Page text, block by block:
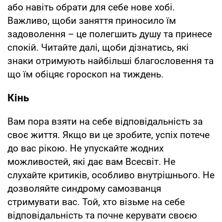
або навіть обрати для себе нове хобі.
Важливо, щоби заняття приносило їм
задоволення – це полегшить душу та принесе
спокій. Читайте далі, щоби дізнатись, які
знаки отримують найбільші благословення та
що їм обіцяє гороскоп на тиждень.
Кінь
Вам пора взяти на себе відповідальність за
своє життя. Якщо ви це зробите, успіх потече
до вас рікою. Не упускайте жодних
можливостей, які дає вам Всесвіт. Не
слухайте критиків, особливо внутрішнього. Не
дозволяйте синдрому самозванця
стримувати вас. Той, хто візьме на себе
відповідальність та почне керувати своєю